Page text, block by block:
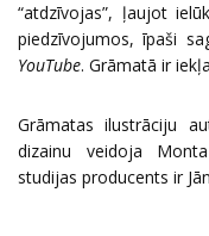
“atdzīvojas”, ļaujot
piedzīvojumos, īpaši
YouTube. Grāmatā ir
Grāmatas ilustrāciju
dizainu veidoja
studijas producents ir